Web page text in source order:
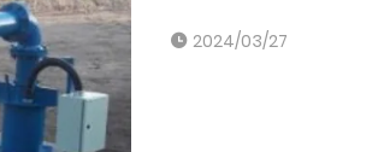
2024/03/27